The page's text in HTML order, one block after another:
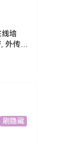
量回
培
外传
刷隐藏